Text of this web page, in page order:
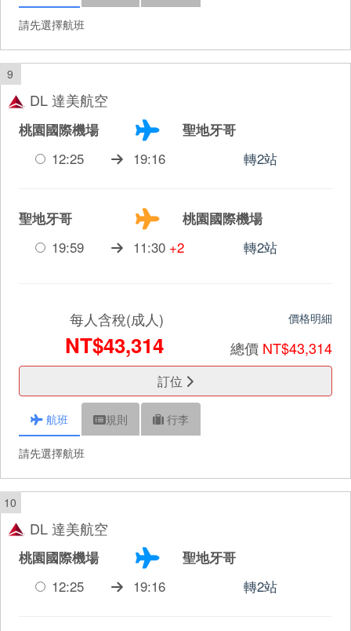
請先選擇航班
9
DL 達美航空
桃園國際機場
聖地牙哥
12:25
19:16 轉2站
聖地牙哥
桃園國際機場
19:59
11:30 +2 轉2站
每人含稅(成人)
NT$43,314
價格明細
總價 NT$43,314
訂位
航班 規則 行李
請先選擇航班
10
DL 達美航空
桃園國際機場
聖地牙哥
12:25
19:16 轉2站